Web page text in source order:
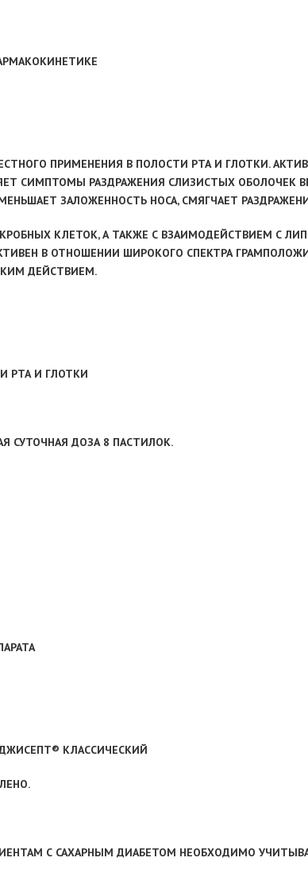
ПРИМЕНЕНИЯ В ПОЛОСТИ РТА И ГЛОТКИ.
СИМПТОМЫ РАЗДРАЖЕНИЯ СЛИЗИСТЫХ ОБОЛОЧЕК
ЗАЛОЖЕННОСТЬ НОСА, СМЯГЧАЕТ
КЛЕТОК, А ТАКЖЕ С ВЗАИМОДЕЙСТВИЕМ С
В ОТНОШЕНИИ ШИРОКОГО СПЕКТРА
ДЕЙСТВИЕМ.
РТА И ГЛОТКИ
СУТОЧНАЯ ДОЗА 8 ПАСТИЛОК.
КЛАССИЧЕСКИЙ
С САХАРНЫМ ДИАБЕТОМ НЕОБХОДИМО